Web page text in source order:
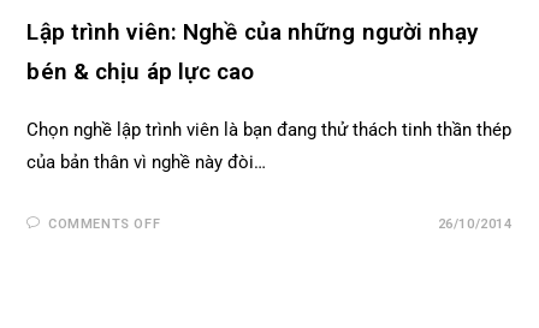
Lập trình viên: Nghề của những người nhạy
bén & chịu áp lực cao
Chọn nghề lập trình viên là bạn đang thử thách tinh thần thép
của bản thân vì nghề này đòi…
COMMENTS OFF 26/10/2014